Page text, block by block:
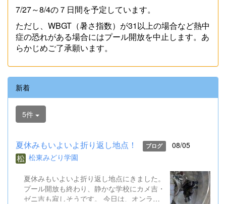
7/27～8/4の７日間を予定しています。
ただし、WBGT（暑さ指数）が31以上の場合など熱中
症の恐れがある場合にはプール開放を中止します。あ
らかじめご了承願います。
新着
5件
夏休みもいよいよ折り返し地点！ ブログ
08/05
松東みどり学園
夏休みもいよいよ折り返し地点にきました。
プール開放も終わり、静かな学校にカメ吉・
ゼニ吉も寂しそうです。 今日は、オンライ